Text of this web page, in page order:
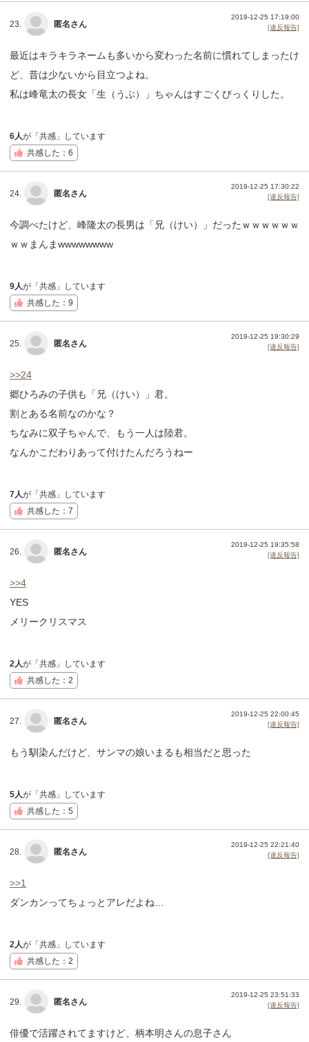
23. 匿名さん
2019-12-25 17:19:00
[違反報告]
最近はキラキラネームも多いから変わった名前に慣れてしまったけ
ど、昔は少ないから目立つよね。
私は峰竜太の長女「生（うぶ）」ちゃんはすごくびっくりした。
6人が「共感」しています
共感した：6
24. 匿名さん
2019-12-25 17:30:22
[違反報告]
今調べたけど、峰隆太の長男は「兄（けい）」だったｗｗｗｗｗｗ
ｗｗまんまwwwwwwww
9人が「共感」しています
共感した：9
25. 匿名さん
2019-12-25 19:30:29
[違反報告]
>>24
郷ひろみの子供も「兄（けい）」君。
割とある名前なのかな？
ちなみに双子ちゃんで、もう一人は陸君。
なんかこだわりあって付けたんだろうねー
7人が「共感」しています
共感した：7
26. 匿名さん
2019-12-25 19:35:58
[違反報告]
>>4
YES
メリークリスマス
2人が「共感」しています
共感した：2
27. 匿名さん
2019-12-25 22:00:45
[違反報告]
もう馴染んだけど、サンマの娘いまるも相当だと思った
5人が「共感」しています
共感した：5
28. 匿名さん
2019-12-25 22:21:40
[違反報告]
>>1
ダンカンってちょっとアレだよね…
2人が「共感」しています
共感した：2
29. 匿名さん
2019-12-25 23:51:33
[違反報告]
俳優で活躍されてますけど、柄本明さんの息子さん